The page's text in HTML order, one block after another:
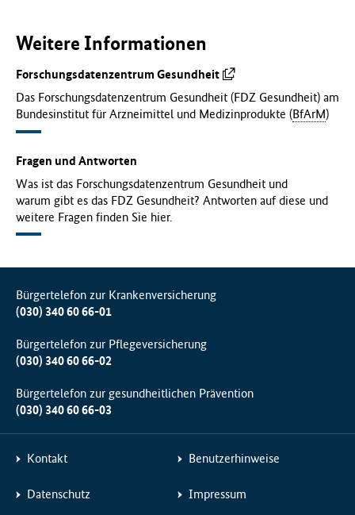
Weitere Informationen
Forschungsdatenzentrum Gesundheit
Das Forschungsdatenzentrum Gesundheit (FDZ Gesundheit) am
Bundesinstitut für Arzneimittel und Medizinprodukte (BfArM)
Fragen und Antworten
Was ist das Forschungsdatenzentrum Gesundheit und
warum gibt es das FDZ Gesundheit? Antworten auf diese und
weitere Fragen finden Sie hier.
Bürgertelefon zur Krankenversicherung
(030) 340 60 66-01
Bürgertelefon zur Pflegeversicherung
(030) 340 60 66-02
Bürgertelefon zur gesundheitlichen Prävention
(030) 340 60 66-03
Kontakt Benutzerhinweise
Datenschutz Impressum